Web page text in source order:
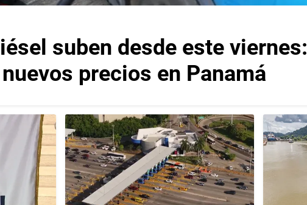
suben desde este viernes:
precios en Panamá